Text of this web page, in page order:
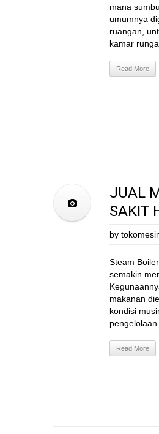
mana
umumnya
ruangan,
kamar
Read More
JUAL
SAKIT
by
Steam
semakin
makanan
kondisi
pengelolaan
Read More